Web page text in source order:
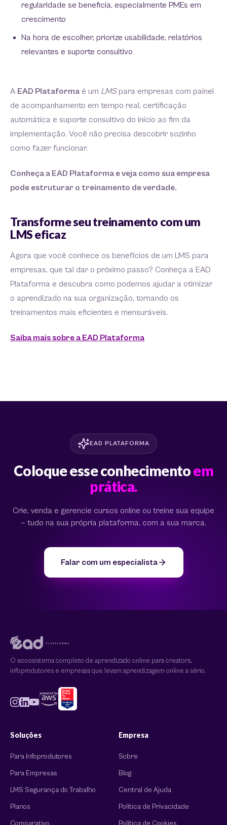
regularidade se beneficia, especialmente PMEs em
crescimento
Na hora de escolher, priorize usabilidade, relatórios
relevantes e suporte consultivo
A EAD Plataforma é um LMSpara empresas com painel
de acompanhamento em tempo real, certificação
automática e suporte consultivo do início ao fim da
implementação. Você não precisa descobrir sozinho
como fazer funcionar.
Conheça a EAD Plataforma e veja como sua empresa
pode estruturar o treinamento de verdade.
Transforme seu treinamento com um
LMS eficaz
Agora que você conhece os benefícios de um LMS para
empresas, que tal dar o próximo passo? Conheça a EAD
Plataforma e descubra como podemos ajudar a otimizar
o aprendizado na sua organização, tornando os
treinamentos mais eficientes e mensuráveis.
Saiba mais sobre a EAD Plataforma
EAD PLATAFORMA
Coloque esse conhecimentoem
prática.
Crie, venda e gerencie cursos online ou treine sua equipe
— tudo na sua própria plataforma, com a sua marca.
Falar com um especialista
O ecossistema completo de aprendizado online para creators,
infoprodutores e empresas que levam aprendizagem online a sério.
Soluções
Para Infoprodutores
Para Empresas
LMS Segurança do Trabalho
Planos
Empresa
Sobre
Blog
Central de Ajuda
Política de Privacidade